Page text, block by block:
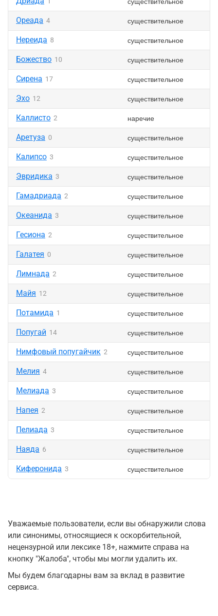
Ореада 4 существительное
Нереида 8 существительное
Божество 10 существительное
Сирена 17 существительное
Эхо 12 существительное
Каллисто 2 наречие
Аретуза 0 существительное
Калипсо 3 существительное
Эвридика 3 существительное
Гамадриада 2 существительное
Океанида 3 существительное
Гесиона 2 существительное
Галатея 0 существительное
Лимнада 2 существительное
Майя 12 существительное
Потамида 1 существительное
Попугай 14 существительное
Нимфовый попугайчик 2 существительное
Мелия 4 существительное
Мелиада 3 существительное
Напея 2 существительное
Пелиада 3 существительное
Наяда 6 существительное
Киферонида 3 существительное
Уважаемые пользователи, если вы обнаружили слова
или синонимы, относящиеся к оскорбительной,
нецензурной или лексике 18+, нажмите справа на
кнопку "Жалоба", чтобы мы могли удалить их.
Мы будем благодарны вам за вклад в развитие
сервиса.